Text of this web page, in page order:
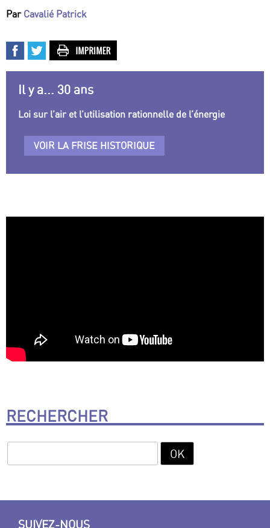
Par Cavalié Patrick
Il y a... 30 ans
Loi sur l’air et l’utilisation rationnelle de l’énergie
VOIR LA FRISE HISTORIQUE
RECHERCHER
SUIVEZ-NOUS